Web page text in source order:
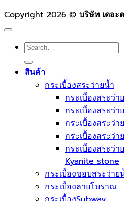
Copyright 2026 ©
Search
for:
สินค้า
กระเบื้องสระว่ายนํ้า
กระเบื้องสระว่า
กระเบื้องสระว่า
กระเบื้องสระว่า
กระเบื้องสระว่
กระเบื้องสระว่
Kyanite stone
กระเบื้องขอบสระว่ายน้ำ